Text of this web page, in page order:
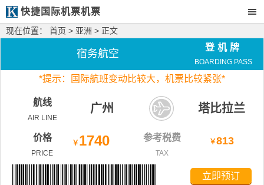
快捷国际机票机票
现在位置： 首页 > 亚洲 > 正文
宿务航空
登机牌
BOARDING PASS
*提示：国际航班变动比较大， 机票比较紧张*
航线
AIR LINE
广州 塔比拉兰
价格
PRICE
￥ 1740 参考税费
TAX
￥813
立即预订